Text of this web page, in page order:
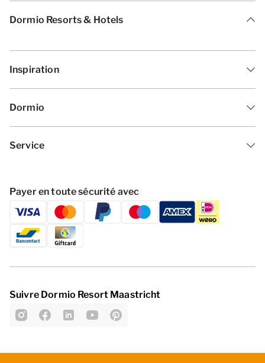
Dormio Resorts & Hotels
Inspiration
Dormio
Service
Payer en toute sécurité avec
Suivre Dormio Resort Maastricht